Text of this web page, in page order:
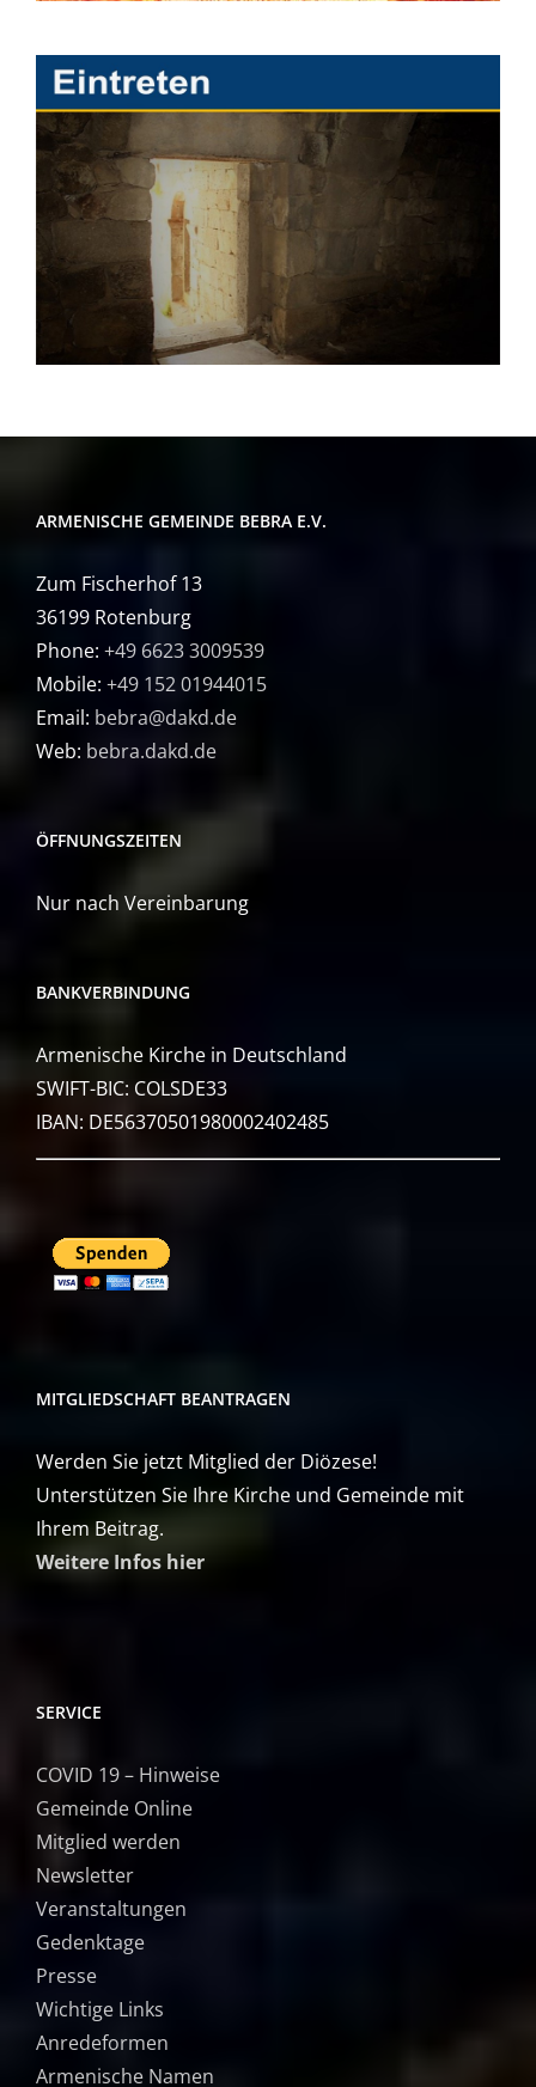
ARMENISCHE GEMEINDE BEBRA E.V.
Zum Fischerhof 13
36199 Rotenburg
Phone: +49 6623 3009539
Mobile: +49 152 01944015
Email: bebra@dakd.de
Web: bebra.dakd.de
ÖFFNUNGSZEITEN
Nur nach Vereinbarung
BANKVERBINDUNG
Armenische Kirche in Deutschland
SWIFT-BIC: COLSDE33
IBAN: DE56370501980002402485
MITGLIEDSCHAFT BEANTRAGEN
Werden Sie jetzt Mitglied der Diözese!
Unterstützen Sie Ihre Kirche und Gemeinde mit
Ihrem Beitrag.
Weitere Infos hier
SERVICE
COVID 19 – Hinweise
Gemeinde Online
Mitglied werden
Newsletter
Veranstaltungen
Gedenktage
Presse
Wichtige Links
Anredeformen
Armenische Namen